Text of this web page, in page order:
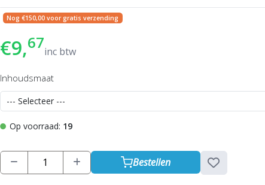
Nog €150,00 voor gratis verzending
€9,67inc btw
Inhoudsmaat
Op voorraad: 19
Bestellen